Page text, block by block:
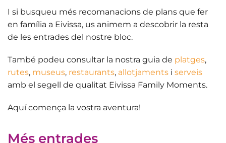
I si busqueu més recomanacions de plans que fer
en família a Eivissa, us animem a descobrir la resta
de les entrades del nostre bloc.
També podeu consultar la nostra guia de platges,
rutes, museus, restaurants, allotjaments i serveis
amb el segell de qualitat Eivissa Family Moments.
Aquí comença la vostra aventura!
Més entrades